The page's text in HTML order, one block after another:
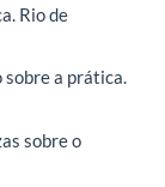
Rio de
sobre a prática.
sobre o